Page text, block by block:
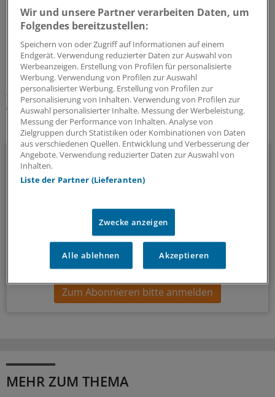
Schlagworte:
Unternehmen E-Health Klinik-Management
Arzt und Patient
Ihr Newsletter zum Thema
Beruf & Alltag
Die Sonntagslektüre: Lesen Sie Wissenswertes und
Kolleginnen und Kollegen inspirieren - und seien Sie immer
einen Schritt voraus.
wöchentlich (Sonntag)
Zum Abonnieren bitte anmelden
MEHR ZUM THEMA
Wir und unsere Partner verarbeiten Daten, um
Folgendes bereitzustellen:
Speichern von oder Zugriff auf Informationen auf einem
Endgerät. Verwendung reduzierter Daten zur Auswahl von
Werbeanzeigen. Erstellung von Profilen für personalisierte
Werbung. Verwendung von Profilen zur Auswahl
personalisierter Werbung. Erstellung von Profilen zur
Personalisierung von Inhalten. Verwendung von Profilen zur
Auswahl personalisierter Inhalte. Messung der Werbeleistung.
Messung der Performance von Inhalten. Analyse von
Zielgruppen durch Statistiken oder Kombinationen von Daten
aus verschiedenen Quellen. Entwicklung und Verbesserung der
Angebote. Verwendung reduzierter Daten zur Auswahl von
Inhalten.
Liste der Partner (Lieferanten)
Zwecke anzeigen
Alle ablehnen Akzeptieren